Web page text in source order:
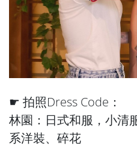
☛ 拍照Dress Code：
林園：日式和服，小清
系洋裝、碎花